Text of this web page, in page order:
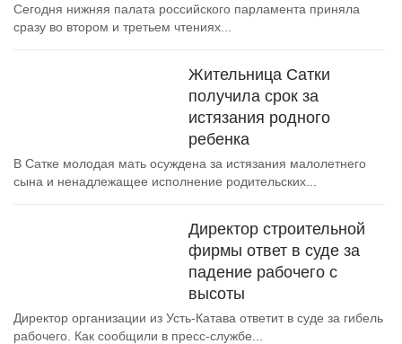
Сегодня нижняя палата российского парламента приняла
сразу во втором и третьем чтениях...
Жительница Сатки
получила срок за
истязания родного
ребенка
В Сатке молодая мать осуждена за истязания малолетнего
сына и ненадлежащее исполнение родительских...
Директор строительной
фирмы ответ в суде за
падение рабочего с
высоты
Директор организации из Усть-Катава ответит в суде за гибель
рабочего. Как сообщили в пресс-службе...